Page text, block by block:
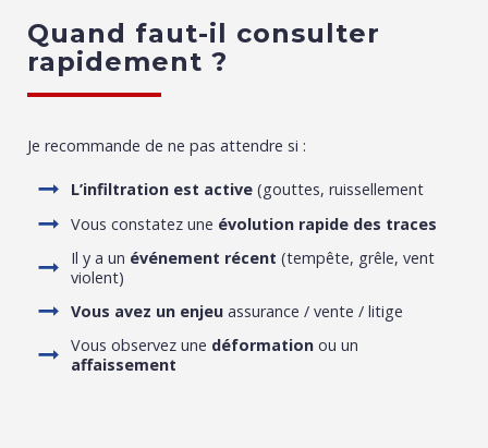
Quand faut-il consulter
rapidement ?
Je recommande de ne pas attendre si :
L’infiltration est active (gouttes, ruissellement
Vous constatez une évolution rapide des traces
Il y a un événement récent (tempête, grêle, vent
violent)
Vous avez un enjeu assurance / vente / litige
Vous observez une déformation ou un
affaissement